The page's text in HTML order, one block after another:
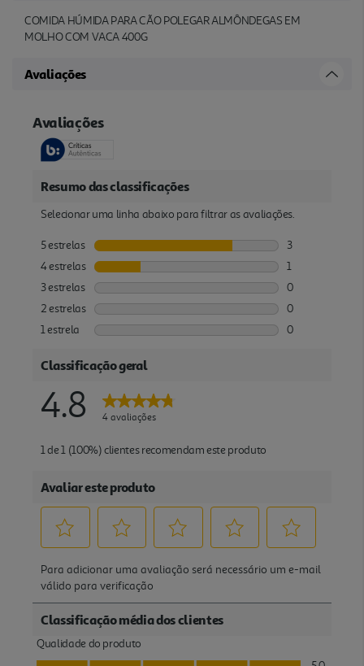
COMIDA HÚMIDA PARA CÃO POLEGAR ALMÔNDEGAS EM
MOLHO COM VACA 400G
Avaliações